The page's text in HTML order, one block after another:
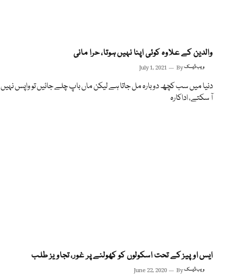
والدین کے علاوہ کوئی اپنا نہیں ہوتا، حرا مانی
July 1, 2021 Byویب ڈیسک
دنیا میں سب کچھ دوبارہ مل جاتا ہے لیکن ماں باپ چلے جائیں تو واپس نہیں
آ سکتے، اداکارہ
ایس او پیز کے تحت اسکولوں کو کھولنے پر غور، تجاویز طلب
June 22, 2020 Byویب ڈیسک